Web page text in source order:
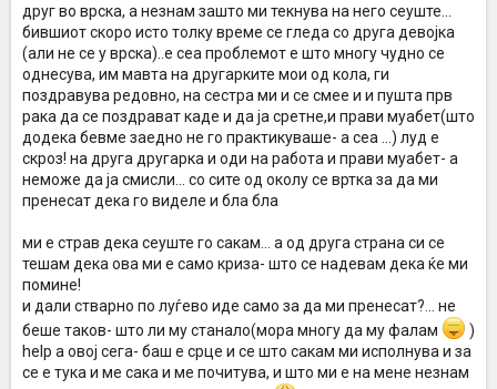
друг во врска, а незнам зашто ми текнува на него сеуште...
бившиот скоро исто толку време се гледа со друга девојка
(али не се у врска)..е сеа проблемот е што многу чудно се
однесува, им мавта на другарките мои од кола, ги
поздравува редовно, на сестра ми и се смее и и пушта прв
рака да се поздрават каде и да ја сретне,и прави муабет(што
додека бевме заедно не го практикуваше- а сеа ...) луд е
скроз! на друга другарка и оди на работа и прави муабет- а
неможе да ја смисли... со сите од околу се вртка за да ми
пренесат дека го виделе и бла бла
ми е страв дека сеуште го сакам... а од друга страна си се
тешам дека ова ми е само криза- што се надевам дека ќе ми
помине!
и дали стварно по луѓево иде само за да ми пренесат?... не
беше таков- што ли му станало(мора многу да му фалам
)
help а овој сега- баш е срце и се што сакам ми исполнува и за
се е тука и ме сака и ме почитува, и што ми е на мене незнам